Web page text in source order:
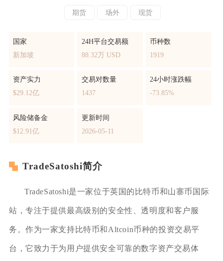
期货 场外 现货
国家
新加坡
24H平台交易额
88.32万 USD
币种数
1919
资产实力
$29.12亿
交易对数量
1437
24小时涨跌幅
-73.85%
风险储备金
$12.91亿
更新时间
2026-05-11
TradeSatoshi简介
TradeSatoshi是一家位于英国的比特币和山寨币国际
站，专注于提供最高级别的安全性、透明度和客户服
务。作为一家支持比特币和Altcoin币种的投资交易平
台，它致力于为用户提供安全可靠的数字资产交易体